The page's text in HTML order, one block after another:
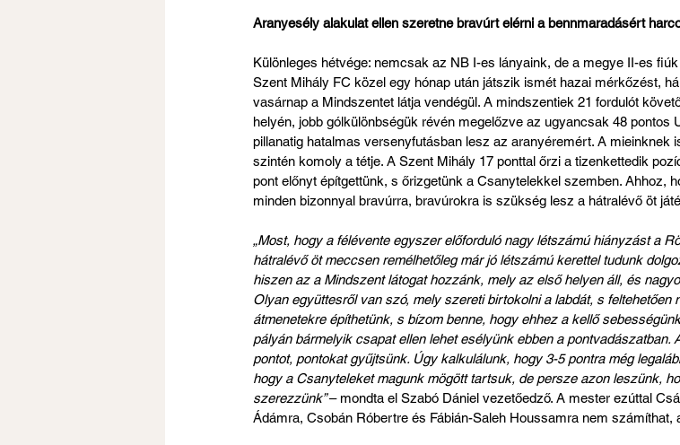
Aranyesély alakulat ellen szeretne bravúrt elérni a bennmaradásért
Különleges hétvége: nemcsak az NB I-es lányaink, de a megye II-es
Szent Mihály FC közel egy hónap után játszik ismét hazai mérkőzést,
vasárnap a Mindszentet látja vendégül. A mindszentiek 21 fordulót
helyén, jobb gólkülönbségük révén megelőzve az ugyancsak 48 pontos
pillanatig hatalmas versenyfutásban lesz az aranyéremért. A mieinknek
szintén komoly a tétje. A Szent Mihály 17 ponttal őrzi a tizenkettedik
pont előnyt építgettünk, s őrizgetünk a Csanytelekkel szemben. Ahhoz,
minden bizonnyal bravúrra, bravúrokra is szükség lesz a hátralévő öt
„Most, hogy a félévente egyszer előforduló nagy létszámú hiányzást a
hátralévő öt meccsen remélhetőleg már jó létszámú kerettel tudunk
hiszen az a Mindszent látogat hozzánk, mely az első helyen áll, és
Olyan együttesről van szó, mely szereti birtokolni a labdát, s feltehetően
átmenetekre építhetünk, s bízom benne, hogy ehhez a kellő
pályán bármelyik csapat ellen lehet esélyünk ebben a pontvadászatban.
pontot, pontokat gyűjtsünk. Úgy kalkulálunk, hogy 3-5 pontra még
hogy a Csanyteleket magunk mögött tartsuk, de persze azon leszünk,
szerezzünk” – mondta el Szabó Dániel vezetőedző. A mester ezúttal
Ádámra, Csobán Róbertre és Fábián-Saleh Houssamra nem